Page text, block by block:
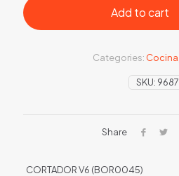
Add to cart
SKU: 9687
Categories: Cocina
Share
CORTADOR V6 (BOR0045)